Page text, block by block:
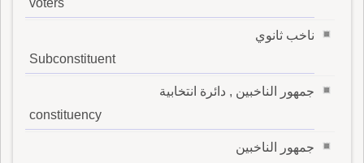
voters
ناخب ثانوي
Subconstituent
جمهور الناخبين , دائرة انتخابية
constituency
جمهور الناخبين